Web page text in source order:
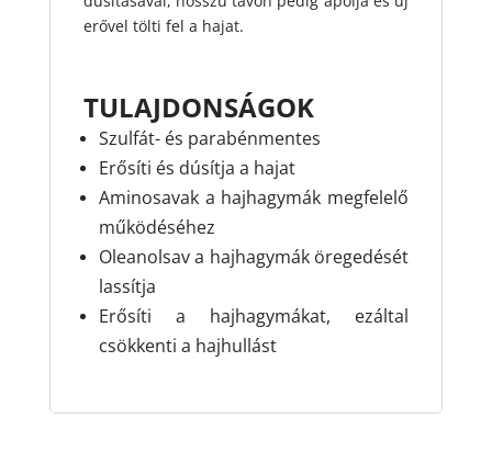
erővel tölti fel a hajat.
TULAJDONSÁGOK
Szulfát- és parabénmentes
Erősíti és dúsítja a hajat
Aminosavak a hajhagymák megfelelő
működéséhez
Oleanolsav a hajhagymák öregedését
lassítja
Erősíti a hajhagymákat, ezáltal
csökkenti a hajhullást